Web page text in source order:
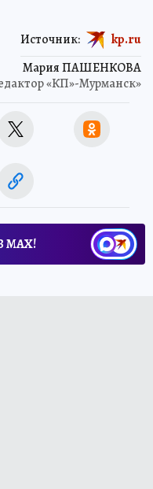
Мария ПАШЕНКОВА
«КП»-Мурманск»
Источник: kp.ru
МАХ!